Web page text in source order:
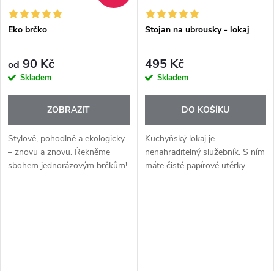
Eko brčko
od 90 Kč
Skladem
ZOBRAZIT
Stylově, pohodlně a ekologicky
– znovu a znovu. Řekněme
sbohem jednorázovým brčkům!
🌍
Stojan na ubrousky - lokaj
495 Kč
Skladem
DO KOŠÍKU
Kuchyňský lokaj je
nenahraditelný služebník. S ním
máte čisté papírové utěrky
neustále připravené k použití.